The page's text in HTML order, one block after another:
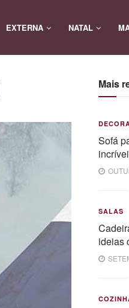
EXTERNA NATAL
Mais
Sofá
SALAS
ideias